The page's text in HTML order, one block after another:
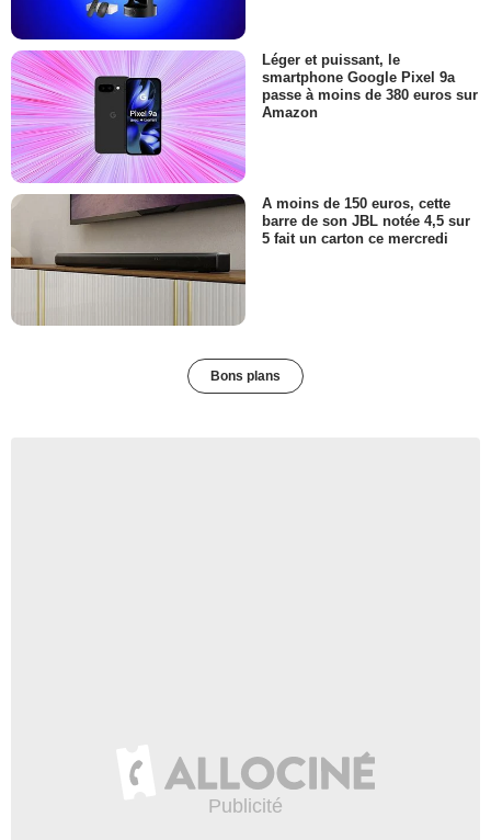
Léger et puissant, le
smartphone Google Pixel 9a
passe à moins de 380 euros sur
Amazon
A moins de 150 euros, cette
barre de son JBL notée 4,5 sur
5 fait un carton ce mercredi
Bons plans